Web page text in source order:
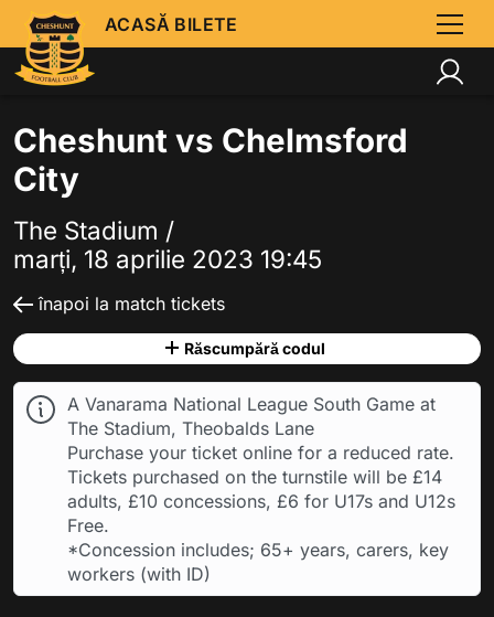
ACASĂ BILETE
Cheshunt vs Chelmsford
City
The Stadium /
marți, 18 aprilie 2023 19:45
înapoi la match tickets
Răscumpără codul
A Vanarama National League South Game at
The Stadium, Theobalds Lane
Purchase your ticket online for a reduced rate.
Tickets purchased on the turnstile will be £14
adults, £10 concessions, £6 for U17s and U12s
Free.
*Concession includes; 65+ years, carers, key
workers (with ID)